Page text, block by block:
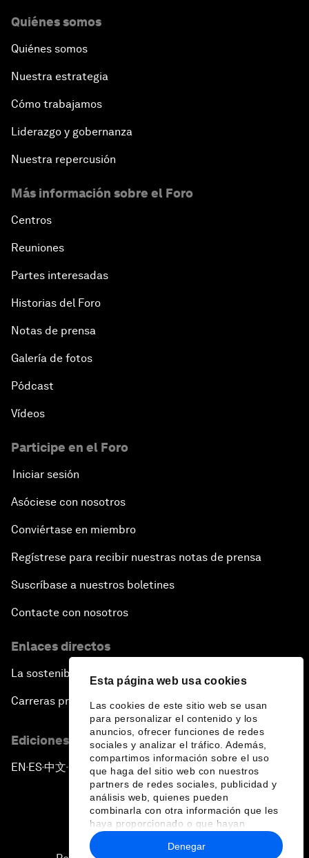
Esta página web usa cookies
Las cookies de este sitio web se usan
para personalizar el contenido y los
anuncios, ofrecer funciones de redes
sociales y analizar el tráfico. Además,
compartimos información sobre el uso
que haga del sitio web con nuestros
partners de redes sociales, publicidad y
análisis web, quienes pueden
combinarla con otra información que les
haya proporcionado o que hayan
recopilado a partir del uso que haya
hecho de sus servicios.
Denegar
Quiénes somos
Quiénes somos
Nuestra estrategia
Cómo trabajamos
Liderazgo y gobernanza
Nuestra repercusión
Más información sobre el Foro
Centros
Reuniones
Partes interesadas
Historias del Foro
Notas de prensa
Galería de fotos
Pódcast
Vídeos
Participe en el Foro
Iniciar sesión
Asóciese con nosotros
Conviértase en miembro
Regístrese para recibir nuestras notas de prensa
Suscríbase a nuestros boletines
Contacte con nosotros
Enlaces directos
La sostenibilidad en el Foro
Carreras profesionales
Ediciones en otros idiomas
EN ▪ES▪中文▪ 日本語